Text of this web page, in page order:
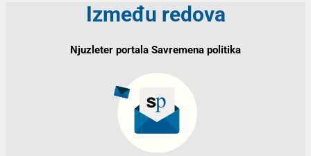
Između redova
Njuzleter portala Savremena politika